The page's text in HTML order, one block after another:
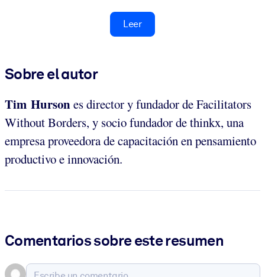
Leer
Sobre el autor
Tim Hursones director y fundador de Facilitators
Without Borders, y socio fundador de thinkx, una
empresa proveedora de capacitación en pensamiento
productivo e innovación.
Comentarios sobre este resumen